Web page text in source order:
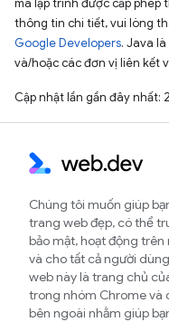
mã lập trình được cấp phép
thông tin chi tiết, vui lòng
Google Developers. Java
và/hoặc các đơn vị liên kết
Cập nhật lần gần đây nhất:
Chúng tôi muốn giúp
trang web đẹp, có thể
bảo mật, hoạt động
và cho tất cả người
web này là trang chủ
trong nhóm Chrome và
bên ngoài nhằm giúp